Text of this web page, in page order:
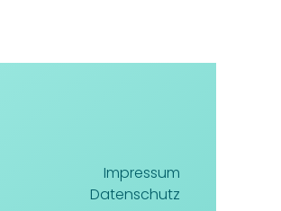
Impressum
Datenschutz